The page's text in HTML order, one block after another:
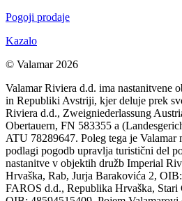
Pogoji prodaje
Kazalo
© Valamar 2026
Valamar Riviera d.d. ima nastanitvene
in Republiki Avstriji, kjer deluje prek
Riviera d.d., Zweigniederlassung
Obertauern, FN 583355 a
ATU 78289647. Poleg tega je Valamar
podlagi pogodb upravlja turistični del
nastanitve v objektih družb Imperial
Hrvaška, Rab, Jurja Barakovića 2,
FAROS d.d., Republika Hrvaška, Stari